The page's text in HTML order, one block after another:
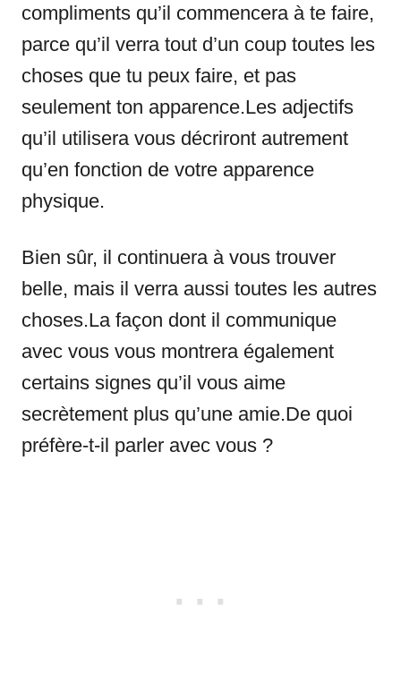
compliments qu’il commencera à te faire,
parce qu’il verra tout d’un coup toutes les
choses que tu peux faire, et pas
seulement ton apparence.Les adjectifs
qu’il utilisera vous décriront autrement
qu’en fonction de votre apparence
physique.
Bien sûr, il continuera à vous trouver
belle, mais il verra aussi toutes les autres
choses.La façon dont il communique
avec vous vous montrera également
certains signes qu’il vous aime
secrètement plus qu’une amie.De quoi
préfère-t-il parler avec vous ?